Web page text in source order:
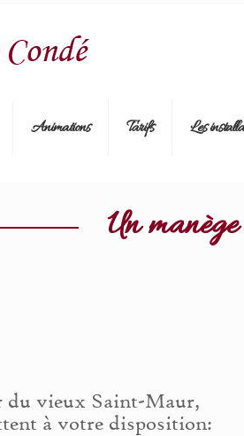
Animations Tarifs Les
Un
du vieux Saint-Maur,
à votre disposition: